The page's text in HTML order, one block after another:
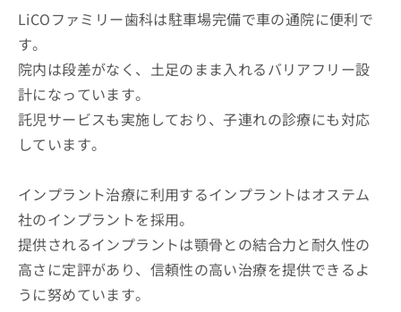
LiCOファミリー歯科は駐車場完備で車の通院に便利で
す。
院内は段差がなく、土足のまま入れるバリアフリー設
計になっています。
託児サービスも実施しており、子連れの診療にも対応
しています。
インプラント治療に利用するインプラントはオステム
社のインプラントを採用。
提供されるインプラントは顎骨との結合力と耐久性の
高さに定評があり、信頼性の高い治療を提供できるよ
うに努めています。